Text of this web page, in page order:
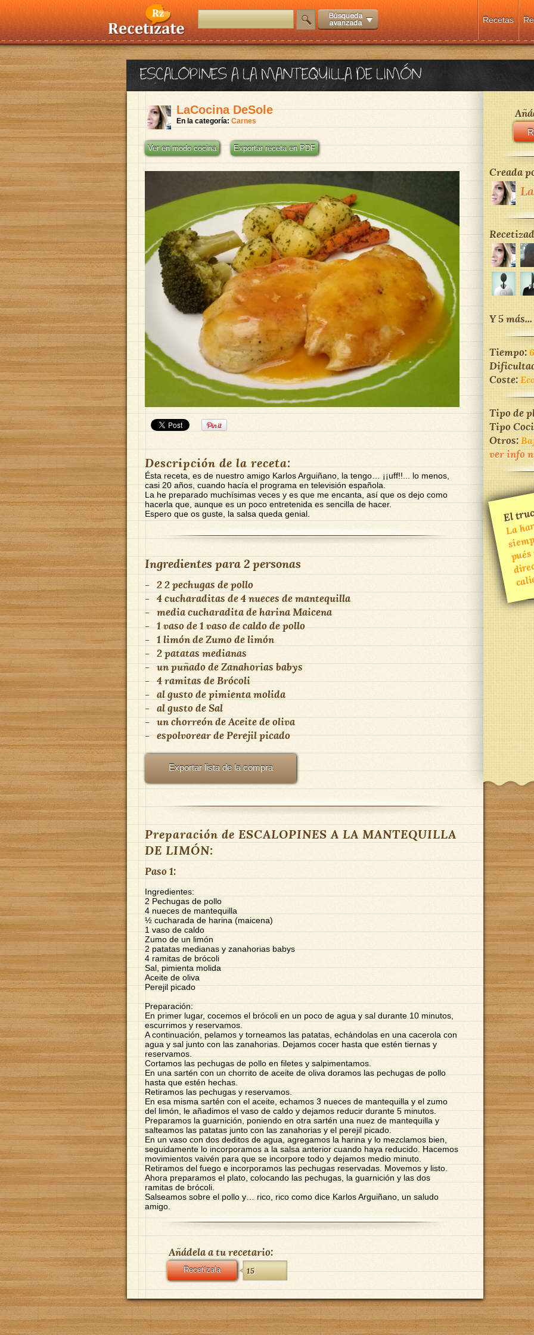
Recetas
ESCALOPINES A LA MANTEQUILLA DE LIMÓN
LaCocina DeSole
En la categoría: Carnes
Ver en modo cocina Exportar receta en PDF
Descripción de la receta:
Ésta receta, es de nuestro amigo Karlos Arguiñano, la tengo… ¡¡uff!!... lo menos,
casi 20 años, cuando hacía el programa en televisión española.
La he preparado muchísimas veces y es que me encanta, así que os dejo como
hacerla que, aunque es un poco entretenida es sencilla de hacer.
Espero que os guste, la salsa queda genial.
Ingredientes para2 personas
- 22 pechugas de pollo
- 4 cucharaditas de4 nueces de mantequilla
- media cucharaditadeharina Maicena
- 1 vasode1 vaso de caldo de pollo
- 1 limóndeZumo de limón
- 2patatas medianas
- un puñadodeZanahorias babys
- 4 ramitas deBrócoli
- al gustodepimienta molida
- al gustodeSal
- un chorreóndeAceite de oliva
- espolvoreardePerejil picado
Exportar lista de la compra
Preparación de ESCALOPINES A LA MANTEQUILLA
DE LIMÓN:
Paso 1:
Ingredientes:
2 Pechugas de pollo
4 nueces de mantequilla
½ cucharada de harina (maicena)
1 vaso de caldo
Zumo de un limón
2 patatas medianas y zanahorias babys
4 ramitas de brócoli
Sal, pimienta molida
Aceite de oliva
Perejil picado
Preparación:
En primer lugar, cocemos el brócoli en un poco de agua y sal durante 10 minutos,
escurrimos y reservamos.
A continuación, pelamos y torneamos las patatas, echándolas en una cacerola con
agua y sal junto con las zanahorias. Dejamos cocer hasta que estén tiernas y
reservamos.
Cortamos las pechugas de pollo en filetes y salpimentamos.
En una sartén con un chorrito de aceite de oliva doramos las pechugas de pollo
hasta que estén hechas.
Retiramos las pechugas y reservamos.
En esa misma sartén con el aceite, echamos 3 nueces de mantequilla y el zumo
del limón, le añadimos el vaso de caldo y dejamos reducir durante 5 minutos.
Preparamos la guarnición, poniendo en otra sartén una nuez de mantequilla y
salteamos las patatas junto con las zanahorias y el perejil picado.
En un vaso con dos deditos de agua, agregamos la harina y lo mezclamos bien,
seguidamente lo incorporamos a la salsa anterior cuando haya reducido. Hacemos
movimientos vaivén para que se incorpore todo y dejamos medio minuto.
Retiramos del fuego e incorporamos las pechugas reservadas. Movemos y listo.
Ahora preparamos el plato, colocando las pechugas, la guarnición y las dos
ramitas de brócoli.
Salseamos sobre el pollo y… rico, rico como dice Karlos Arguiñano, un saludo
amigo.
Añádela a tu recetario:
Recetízala 15
Creada
Y 5 más...
Tiempo:
Coste:
Tipo de
Tipo
Otros:
ver info
El